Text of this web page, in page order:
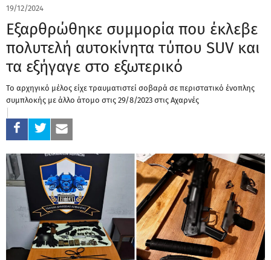
19/12/2024
Εξαρθρώθηκε συμμορία που έκλεβε
πολυτελή αυτοκίνητα τύπου SUV και
τα εξήγαγε στο εξωτερικό
Το αρχηγικό μέλος είχε τραυματιστεί σοβαρά σε περιστατικό ένοπλης
συμπλοκής με άλλο άτομο στις 29/8/2023 στις Αχαρνές